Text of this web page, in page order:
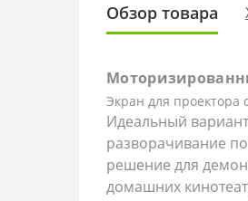
Обзор товара
Экран для проектора
Идеальный
разворачивание
решение для
домашних